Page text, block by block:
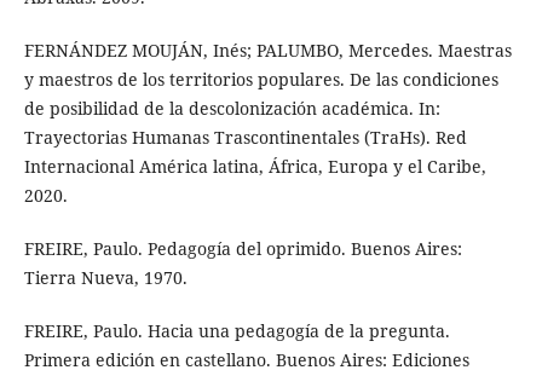
FERNÁNDEZ MOUJÁN, Inés; PALUMBO, Mercedes. Maestras
y maestros de los territorios populares. De las condiciones
de posibilidad de la descolonización académica. In:
Trayectorias Humanas Trascontinentales (TraHs). Red
Internacional América latina, África, Europa y el Caribe,
2020.
FREIRE, Paulo. Pedagogía del oprimido. Buenos Aires:
Tierra Nueva, 1970.
FREIRE, Paulo. Hacia una pedagogía de la pregunta.
Primera edición en castellano. Buenos Aires: Ediciones